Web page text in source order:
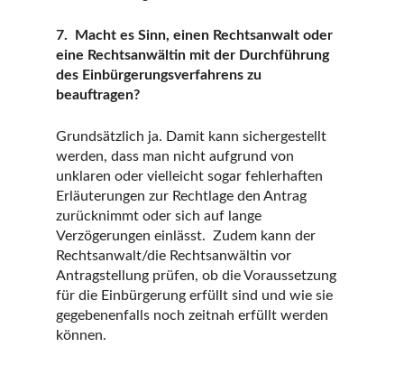
7. Macht es Sinn, einen Rechtsanwalt oder
eine Rechtsanwältin mit der Durchführung
des Einbürgerungsverfahrens zu
beauftragen?
Grundsätzlich ja. Damit kann sichergestellt
werden, dass man nicht aufgrund von
unklaren oder vielleicht sogar fehlerhaften
Erläuterungen zur Rechtlage den Antrag
zurücknimmt oder sich auf lange
Verzögerungen einlässt. Zudem kann der
Rechtsanwalt/die Rechtsanwältin vor
Antragstellung prüfen, ob die Voraussetzung
für die Einbürgerung erfüllt sind und wie sie
gegebenenfalls noch zeitnah erfüllt werden
können.